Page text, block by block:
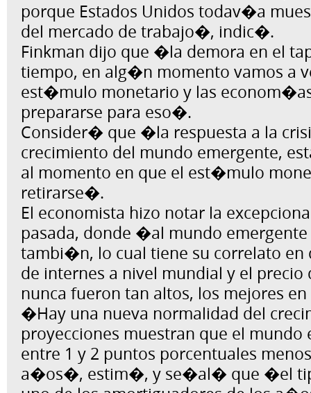
porque Estados Unidos todav�a
del mercado de trabajo�, indic�.
Finkman dijo que �la demora en el
tiempo, en alg�n momento vamos a
est�mulo monetario y las
prepararse para eso�.
Consider� que �la respuesta a la
crecimiento del mundo emergente,
al momento en que el est�mulo
retirarse�.
El economista hizo notar la
pasada, donde �al mundo
tambi�n, lo cual tiene su correlato en
de internes a nivel mundial y el precio
nunca fueron tan altos, los mejores
�Hay una nueva normalidad del
proyecciones muestran que el
entre 1 y 2 puntos porcentuales
a�os�, estim�, y se�al� que �el